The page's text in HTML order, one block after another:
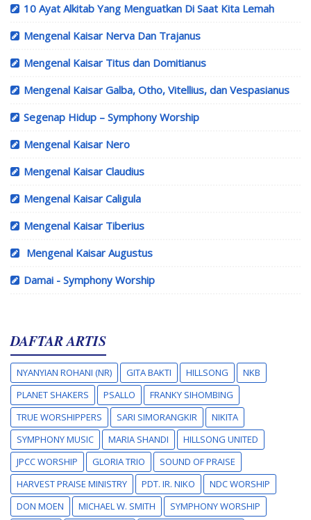
10 Ayat Alkitab Yang Menguatkan Di Saat Kita Lemah
Mengenal Kaisar Nerva Dan Trajanus
Mengenal Kaisar Titus dan Domitianus
Mengenal Kaisar Galba, Otho, Vitellius, dan Vespasianus
Segenap Hidup – Symphony Worship
Mengenal Kaisar Nero
Mengenal Kaisar Claudius
Mengenal Kaisar Caligula
Mengenal Kaisar Tiberius
Mengenal Kaisar Augustus
Damai - Symphony Worship
DAFTAR ARTIS
NYANYIAN ROHANI (NR) GITA BAKTI HILLSONG
NKB
PLANET SHAKERS
PSALLO
FRANKY SIHOMBING
TRUE WORSHIPPERS
SARI SIMORANGKIR
NIKITA
SYMPHONY MUSIC
MARIA SHANDI
HILLSONG UNITED
JPCC WORSHIP
GLORIA TRIO
SOUND OF PRAISE
HARVEST PRAISE MINISTRY
PDT. IR. NIKO
NDC WORSHIP
DON MOEN
MICHAEL W. SMITH
SYMPHONY WORSHIP